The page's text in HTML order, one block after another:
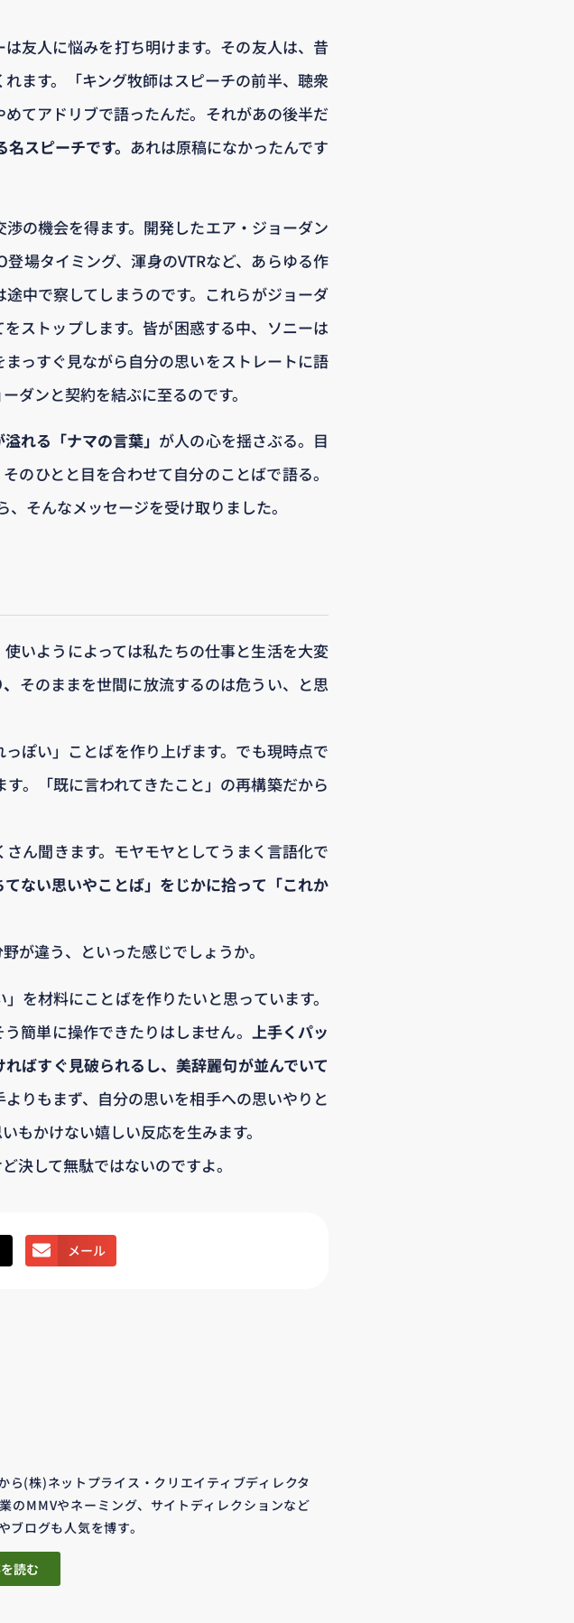
友人に悩みを打ち明けます。その友人は、昔
ます。「キング牧師はスピーチの前半、聴衆
てアドリブで語ったんだ。それがあの後半だ
スピーチです。 あれは原稿になかったんです
の機会を得ます。開発したエア・ジョーダン
場タイミング、渾身のVTRなど、あらゆる作
中で察してしまうのです。これらがジョーダ
ストップします。皆が困惑する中、ソニーは
っすぐ見ながら自分の思いをストレートに語
ダンと契約を結ぶに至るのです。
れる「ナマの言葉」 が人の心を揺さぶる。目
そのひとと目を合わせて自分のことばで語る。
そんなメッセージを受け取りました。
いようによっては私たちの仕事と生活を大変
そのままを世間に放流するのは危うい、と思
ぽい」ことばを作り上げます。でも現時点で
。「既に言われてきたこと」の再構築だから
ん聞きます。モヤモヤとしてうまく言語化で
ない思いやことば」をじかに拾って「これか
が違う、といった感じでしょうか。
を材料にことばを作りたいと思っています。
簡単に操作できたりはしません。 上手くパッ
ばすぐ見破られるし、美辞麗句が並んでいて
りもまず、自分の思いを相手への思いやりと
もかけない嬉しい反応を生みます。
決して無駄ではないのですよ。
メール
ら(株)ネットプライス・クリエイティブディレクタ
のMMVやネーミング、サイトディレクションなど
ブログも人気を博す。
読む